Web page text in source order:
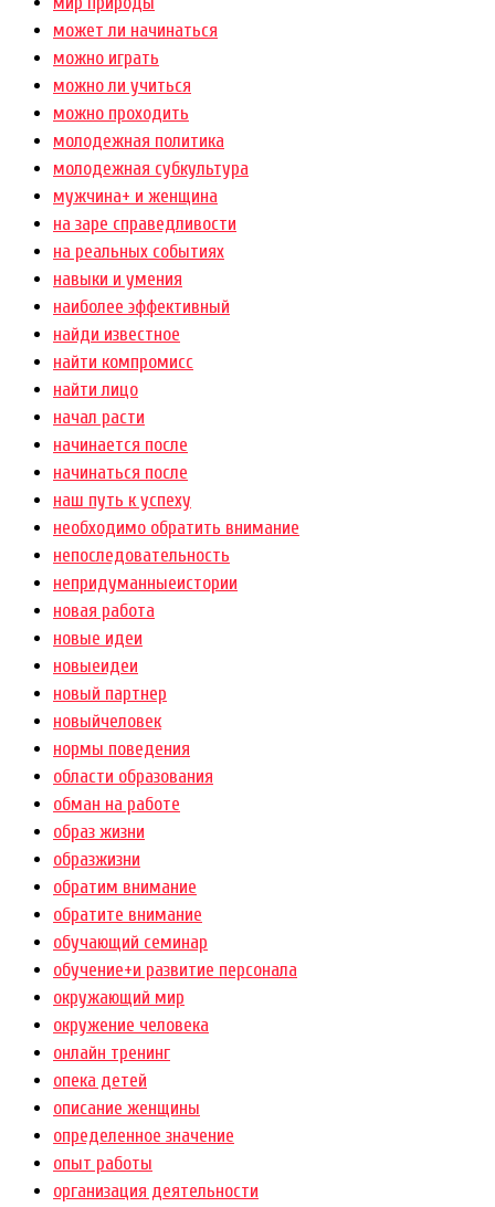
может ли начинаться
можно играть
можно ли учиться
можно проходить
молодежная политика
молодежная субкультура
мужчина+ и женщина
на заре справедливости
на реальных событиях
навыки и умения
наиболее эффективный
найди известное
найти компромисс
найти лицо
начал расти
начинается после
начинаться после
наш путь к успеху
необходимо обратить внимание
непоследовательность
непридуманныеистории
новая работа
новые идеи
новыеидеи
новый партнер
новыйчеловек
нормы поведения
области образования
обман на работе
образ жизни
образжизни
обратим внимание
обратите внимание
обучающий семинар
обучение+и развитие персонала
окружающий мир
окружение человека
онлайн тренинг
опека детей
описание женщины
определенное значение
опыт работы
организация деятельности